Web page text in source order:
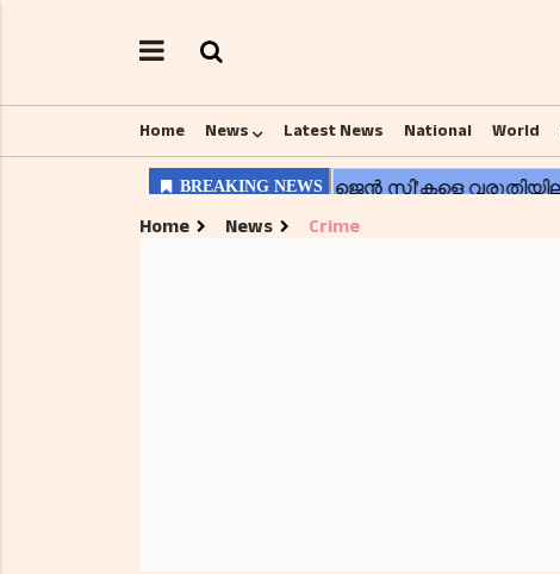
Home News Latest News National World
Home News Crime